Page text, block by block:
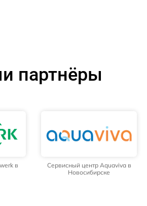
партнёры
в
Сервисный центр Aquaviva в
Новосибирске